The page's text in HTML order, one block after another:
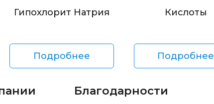
Гипохлорит Натрия
Подробнее
Кислоты
Подробнее
Благодарности